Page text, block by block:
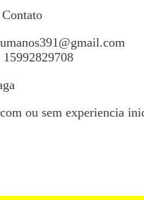
ou sem experiencia